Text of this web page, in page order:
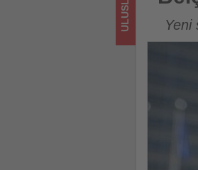
Yeni